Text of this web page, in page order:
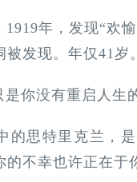
年，发现“欢
被发现。年仅41岁
你没有重启人生
的思特里克兰，
不幸也许正在于